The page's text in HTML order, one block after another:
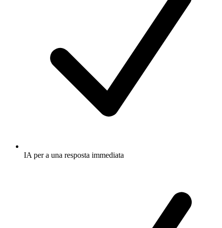
IA per a una resposta immediata